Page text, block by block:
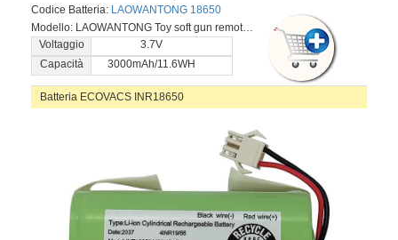
Codice Batteria: LAOWANTONG 18650
Modello: LAOWANTONG Toy soft gun remote control car
Voltaggio
3.7V
Capacità
3000mAh/11.6WH
Batteria ECOVACS INR18650